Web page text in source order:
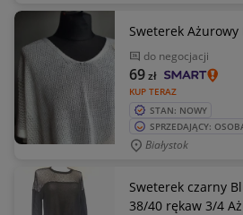
Sweterek
do negocjacji
KUP TERAZ
69zł
STAN: NOWY
SPRZEDAJĄCY:
Białystok
Sweterek czarny
38/40 rękaw 3/4